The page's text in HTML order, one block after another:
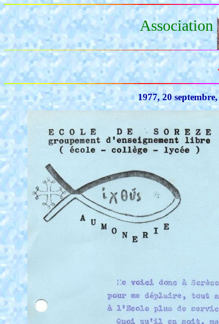
Association
1977, 20